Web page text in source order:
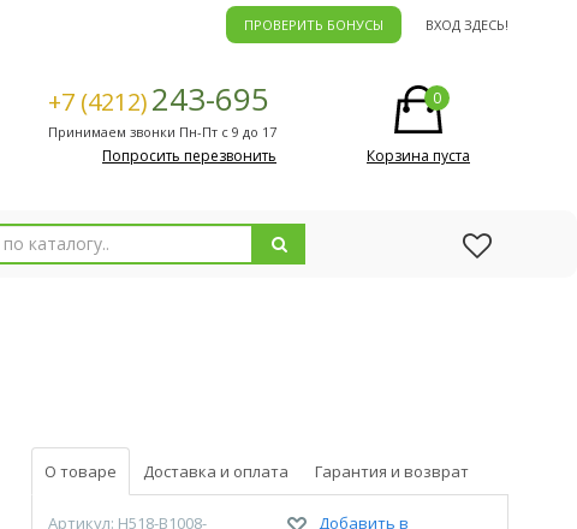
ПРОВЕРИТЬ БОНУСЫ ВХОД ЗДЕСЬ!
+7 (4212)243-695
Принимаем звонки Пн-Пт с 9 до 17
Попросить перезвонить
0
Корзина пуста
О товаре Доставка и оплата Гарантия и возврат
Артикул: H518-B1008-
Добавить в